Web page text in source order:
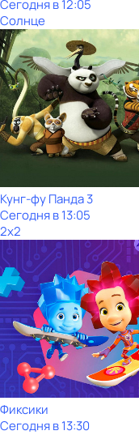
Сегодня в 12:05
Солнце
Кунг-фу Панда 3
Сегодня в 13:05
2x2
Фиксики
Сегодня в 13:30